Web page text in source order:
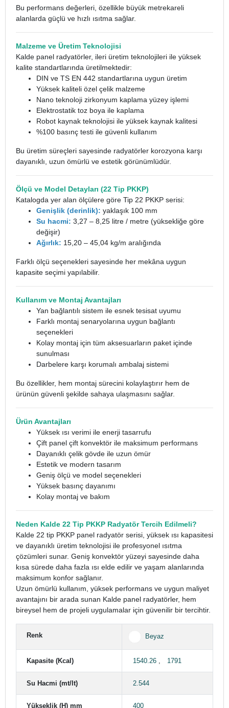
Bu performans değerleri, özellikle büyük metrekareli
alanlarda güçlü ve hızlı ısıtma sağlar.
Malzeme ve Üretim Teknolojisi
Kalde panel radyatörler, ileri üretim teknolojileri ile yüksek
kalite standartlarında üretilmektedir:
DIN ve TS EN 442 standartlarına uygun üretim
Yüksek kaliteli özel çelik malzeme
Nano teknoloji zirkonyum kaplama yüzey işlemi
Elektrostatik toz boya ile kaplama
Robot kaynak teknolojisi ile yüksek kaynak kalitesi
%100 basınç testi ile güvenli kullanım
Bu üretim süreçleri sayesinde radyatörler korozyona karşı
dayanıklı, uzun ömürlü ve estetik görünümlüdür.
Ölçü ve Model Detayları (22 Tip PKKP)
Katalogda yer alan ölçülere göre Tip 22 PKKP serisi:
Genişlik (derinlik): yaklaşık 100 mm
Su hacmi: 3,27 – 8,25 litre / metre (yüksekliğe göre
değişir)
Ağırlık: 15,20 – 45,04 kg/m aralığında
Farklı ölçü seçenekleri sayesinde her mekâna uygun
kapasite seçimi yapılabilir.
Kullanım ve Montaj Avantajları
Yan bağlantılı sistem ile esnek tesisat uyumu
Farklı montaj senaryolarına uygun bağlantı
seçenekleri
Kolay montaj için tüm aksesuarların paket içinde
sunulması
Darbelere karşı korumalı ambalaj sistemi
Bu özellikler, hem montaj sürecini kolaylaştırır hem de
ürünün güvenli şekilde sahaya ulaşmasını sağlar.
Ürün Avantajları
Yüksek ısı verimi ile enerji tasarrufu
Çift panel çift konvektör ile maksimum performans
Dayanıklı çelik gövde ile uzun ömür
Estetik ve modern tasarım
Geniş ölçü ve model seçenekleri
Yüksek basınç dayanımı
Kolay montaj ve bakım
Neden Kalde 22 Tip PKKP Radyatör Tercih Edilmeli?
Kalde 22 tip PKKP panel radyatör serisi, yüksek ısı kapasitesi
ve dayanıklı üretim teknolojisi ile profesyonel ısıtma
çözümleri sunar. Geniş konvektör yüzeyi sayesinde daha
kısa sürede daha fazla ısı elde edilir ve yaşam alanlarında
maksimum konfor sağlanır.
Uzun ömürlü kullanım, yüksek performans ve uygun maliyet
avantajını bir arada sunan Kalde panel radyatörler, hem
bireysel hem de projeli uygulamalar için güvenilir bir tercihtir.
Renk Beyaz
Kapasite (Kcal) 1540.26 , 1791
Su Hacmi (mt/lt) 2.544
Yükseklik (H) mm 400